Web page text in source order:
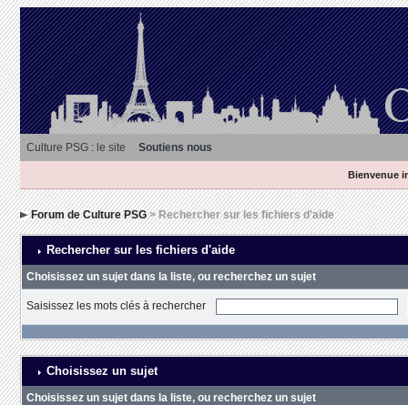
Culture PSG : le site Soutiens nous
Bienvenue
Forum de Culture PSG> Rechercher sur les fichiers d'aide
Rechercher sur les fichiers d'aide
Choisissez un sujet dans la liste, ou recherchez un sujet
Saisissez les mots clés à rechercher
Choisissez un sujet
Choisissez un sujet dans la liste, ou recherchez un sujet